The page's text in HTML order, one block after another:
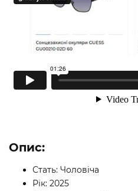
Опис:
Стать: Чоловіча
Рік: 2025